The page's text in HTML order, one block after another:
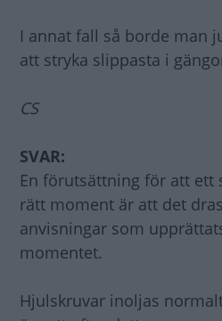
I annat fall så borde man
att stryka slippasta i
CS
SVAR:
En förutsättning för att ett
rätt moment är att det
anvisningar som
momentet.
Hjulskruvar inoljas